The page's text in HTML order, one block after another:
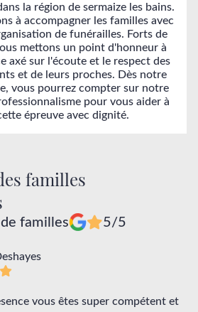
la région de sermaize les bains.
à accompagner les familles avec
de funérailles. Forts de
mettons un point d'honneur à
axé sur l'écoute et le respect des
et de leurs proches. Dès notre
vous pourrez compter sur notre
pour vous aider à
épreuve avec dignité.
familles
familles 5/5
vous êtes super compétent et